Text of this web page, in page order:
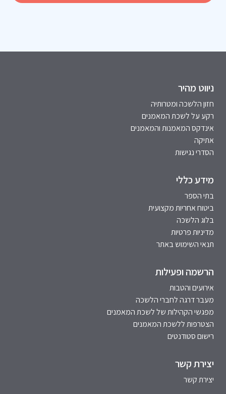
ניווט מהיר
חזון הלשכה ומטרותיה
רקע על לשכת המאמנים
אינדקס המאמנות והמאמנים
אתיקה
הסדרי נגישות
מידע כללי
בתי הספר
ביטוח אחריות מקצועית
בלוג הלשכה
מדיניות פרטיות
תנאי השימוש באתר
הרשמה ופעילות
אירועים והטבות
מעבר דרגה לחברי הלשכה
מפגשי הקהילות של לשכת המאמנים
הצטרפות ללשכת המאמנים
רישום סטודנטים
יצירת קשר
יצירת קשר